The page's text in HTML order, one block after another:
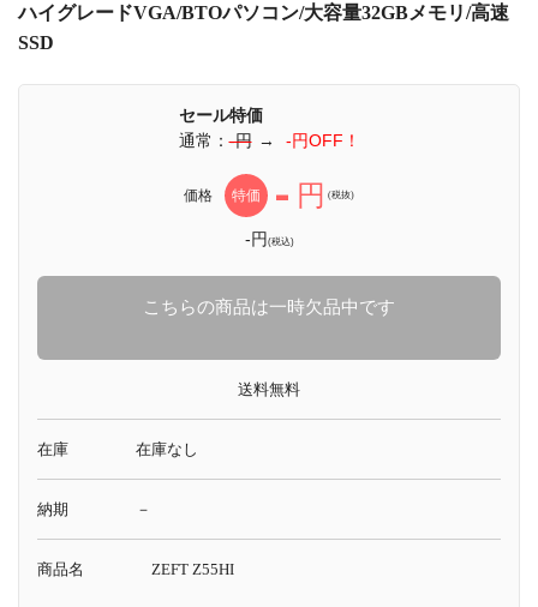
ハイグレードVGA/BTOパソコン/大容量32GBメモリ/高速
SSD
セール特価
通常：-円 → -円OFF！
価格 特価 - 円 (税抜)
-円(税込)
こちらの商品は一時欠品中です
送料無料
在庫 在庫なし
納期 －
商品名 ZEFT Z55HI